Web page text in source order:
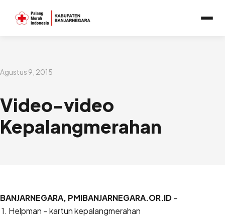
Agustus 9, 2015
Video-video
Kepalangmerahan
BANJARNEGARA, PMIBANJARNEGARA.OR.ID–
1. Helpman – kartun kepalangmerahan